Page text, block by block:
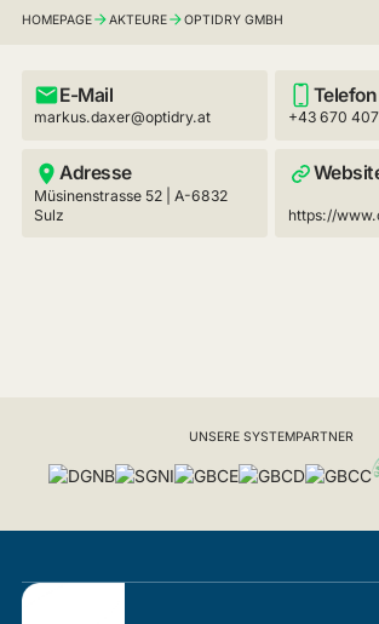
HOMEPAGE AKTEURE OPTIDRY GMBH
E-Mail
markus.daxer@optidry.at +43 670
Adresse
Müsinenstrasse 52 | A-6832
Sulz
https://
UNSERE SYSTEMPARTNER